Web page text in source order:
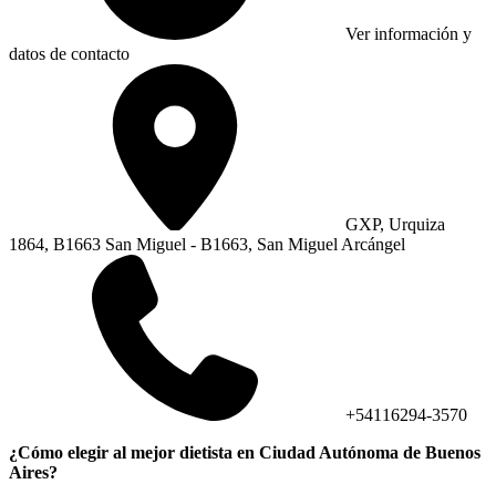
Ver información y
datos de contacto
GXP, Urquiza
1864, B1663 San Miguel - B1663, San Miguel Arcángel
+54116294-3570
¿Cómo elegir al mejor dietista en Ciudad Autónoma de Buenos
Aires?